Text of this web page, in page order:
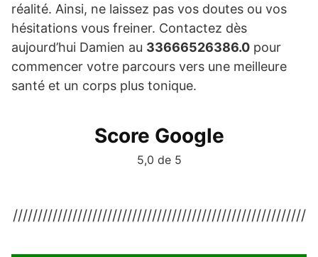
réalité. Ainsi, ne laissez pas vos doutes ou vos
hésitations vous freiner. Contactez dès
aujourd’hui Damien au 33666526386.0 pour
commencer votre parcours vers une meilleure
santé et un corps plus tonique.
Score Google
5,0 de 5
///////////////////////////////////////////////////////////